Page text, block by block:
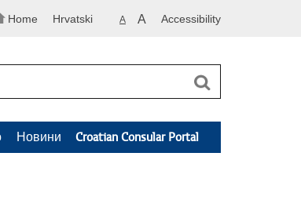
Home Hrvatski A A Accessibility
Новини Croatian Consular Portal